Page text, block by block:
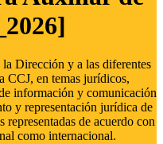
Dirección y a las diferentes
CCJ, en temas jurídicos,
información y comunicación
y representación jurídica de
de acuerdo con
como internacional.